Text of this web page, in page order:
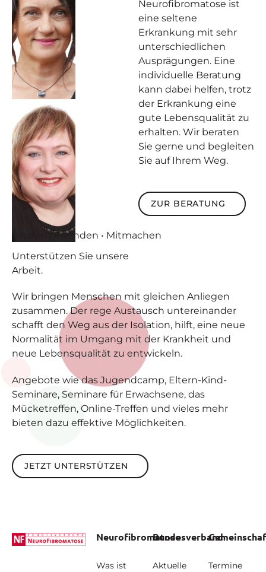
Neurofibromatose ist
eine seltene
Erkrankung mit sehr
unterschiedlichen
Ausprägungen. Eine
individuelle Beratung
kann dabei helfen, trotz
der Erkrankung eine
gute Lebensqualität zu
erhalten. Wir beraten
Sie gerne und begleiten
Sie auf Ihrem Weg.
Zur Beratung
ZUR BERATUNG
Helfen • Spenden • Mitmachen
Unterstützen Sie unsere
Arbeit.
Wir bringen Menschen mit gleichen Anliegen
zusammen. Der rege Austausch untereinander
schafft den Weg aus der Isolation, hilft, eine neue
Normalität im Umgang mit der Krankheit und
neue Lebensqualität zu entwickeln.
Angebote wie das Jugendcamp, Eltern-Kind-
Seminare, Seminare für Erwachsene, das
Mücketreffen, Online-Treffen und vieles mehr
bieten dazu effektive Möglichkeiten.
Jetzt unterstützen
JETZT UNTERSTÜTZEN
Neurofibromatose
Was ist
Bundesverband
Aktuelle
Termine